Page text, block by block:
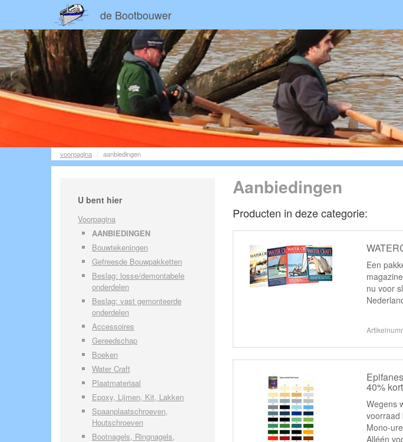
de Bootbouwer
voorpagina aanbiedingen
Aanbiedingen
Producten in deze categorie:
Een
nu voor
40%
Wegens
voorraad
Mono-
Alléén
U bent hier
Voorpagina
AANBIEDINGEN
Bouwtekeningen
Gefreesde Bouwpakketten
Beslag: losse/demontabele
onderdelen
Beslag: vast gemonteerde
onderdelen
Accessoires
Gereedschap
Boeken
Water Craft
Plaatmateriaal
Epoxy, Lijmen, Kit, Lakken
Spaanplaatschroeven,
Houtschroeven
Bootnagels, Ringnagels,